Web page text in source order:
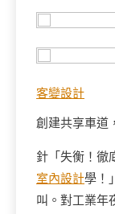
客變設計
創建共享車道
針「失衡！徹
室內設計學！
叫。對工業年